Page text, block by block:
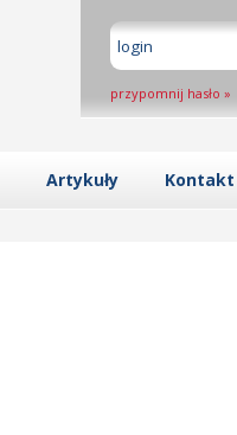
przypomnij hasło »
Artykuły Kontakt